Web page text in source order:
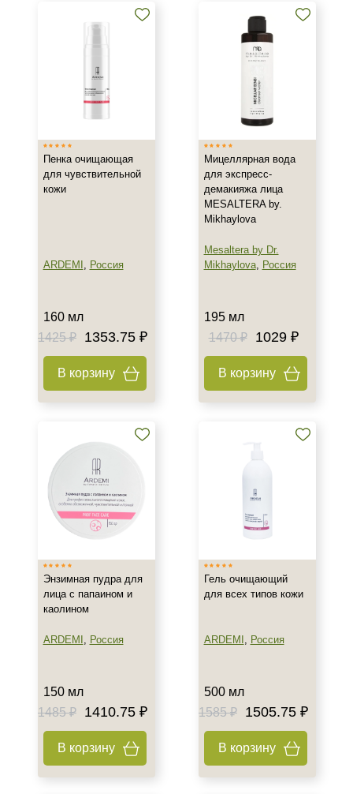
Класс косметики
Показать еще
Возраст
Любой возраст (от 18 лет)
После 20
Показать еще
Действие
Матирование
Моделирование
Назначение против
Возрастные изменения
Воспаление
Показать еще
Пенка очищающая
для чувствительной
кожи
ARDEMI , Россия
160 мл
1425 ₽
1353.75 ₽
В корзину
Мицеллярная вода
для экспресс-
демакияжа лица
MESALTERA by.
Mikhaylova
Mesaltera by Dr.
Mikhaylova, Россия
195 мл
1470 ₽
1029 ₽
В корзину
Энзимная пудра для
лица с папаином и
каолином
ARDEMI , Россия
150 мл
1485 ₽
1410.75 ₽
В корзину
Гель очищающий
для всех типов кожи
ARDEMI , Россия
500 мл
1585 ₽
1505.75 ₽
В корзину